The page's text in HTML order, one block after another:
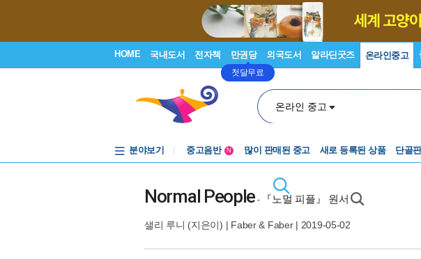
HOME 국내도서 전자책 만권당
첫달무료
외국도서 알라딘굿즈 온라인중고
온라인 중고
분야보기
중고음반
N 많이 판매된 중고 새로 등록된 상품 단골
Normal People - 『노멀 피플』 원서
샐리 루니 (지은이) | Faber & Faber| 2019-05-02